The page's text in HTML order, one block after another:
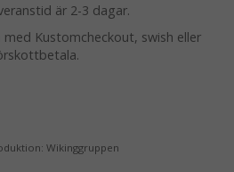
är 2-3 dagar.
Kustomcheckout, swish eller
Wikinggruppen